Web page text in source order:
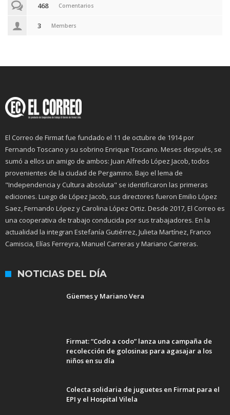
468 Comentarios
3 Members
El Correo de Firmat fue fundado el 11 de octubre de 1914 por
Fernando Toscano y su sobrino Enrique Toscano. Meses después, se
sumó a ellos un amigo de ambos: Juan Alfredo López Jacob, todos
provenientes de la ciudad de Pergamino. Bajo el lema de
"Independencia y Cultura absoluta" se identificaron las primeras
ediciones. Luego de López Jacob, sus directores fueron Emilio López
Saez, Fernando López y Carolina López Ortiz. Desde 2017, El Correo es
una cooperativa de trabajo conducida por sus trabajadores. En la
actualidad la integran Estefanía Gutiérrez, Julieta Martínez, Franco
Camiscia, Elías Ferreyra, Manuel Carreras y Mariano Carreras.
NOTICIAS DEL DÍA
Güemes y Mariano Vera
Firmat: “Codo a codo” lanza una campaña de
recolección de golosinas para agasajar a los
niños en su día
Colecta solidaria de juguetes en Firmat para el
EPI y el Hospital Vilela